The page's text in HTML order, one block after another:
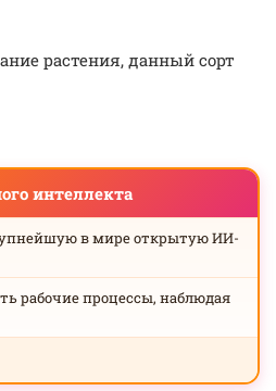
растения, данный сорт
интеллекта
в мире открытую ИИ-
рабочие процессы, наблюдая